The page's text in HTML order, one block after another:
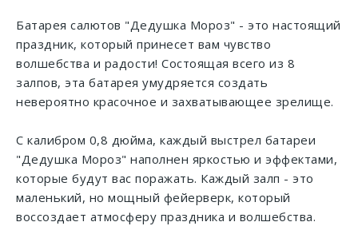
Батарея салютов "Дедушка Мороз" - это настоящий
праздник, который принесет вам чувство
волшебства и радости! Состоящая всего из 8
залпов, эта батарея умудряется создать
невероятно красочное и захватывающее зрелище.
С калибром 0,8 дюйма, каждый выстрел батареи
"Дедушка Мороз" наполнен яркостью и эффектами,
которые будут вас поражать. Каждый залп - это
маленький, но мощный фейерверк, который
воссоздает атмосферу праздника и волшебства.